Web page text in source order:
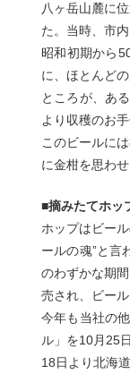
八ヶ岳山麓に
た。当時、市
昭和初期から
に、ほとんど
ところが、あ
より収穫のお
このビールに
に金柑を思わ
■摘みたてホッ
ホップはビー
ールの魂”と言
のわずかな期
売され、ビー
今年も当社の
ル」を10月25
18日より北海